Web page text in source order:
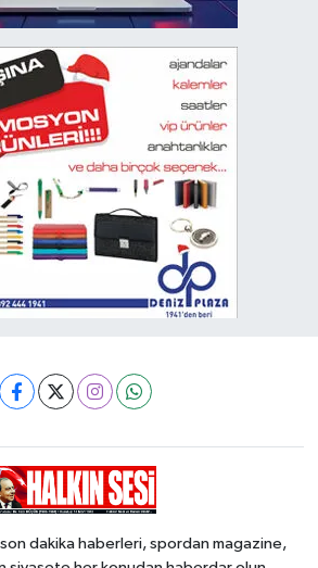
son dakika haberleri, spordan magazine,